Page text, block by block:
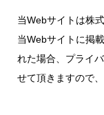
当Webサイトは株
当Webサイトに掲
れた場合、プライ
せて頂きますので